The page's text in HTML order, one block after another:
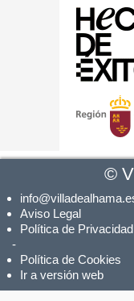
©
Aviso Legal
Política de Privacidad
-
Política de Cookies
Ir a versión web